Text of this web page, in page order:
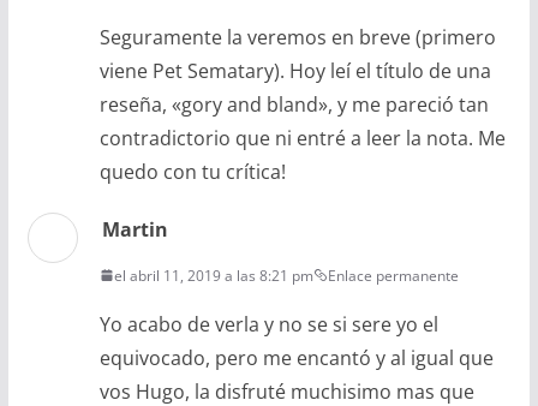
Seguramente la veremos en breve (primero
viene Pet Sematary). Hoy leí el título de una
reseña, «gory and bland», y me pareció tan
contradictorio que ni entré a leer la nota. Me
quedo con tu crítica!
Martin
el abril 11, 2019 a las 8:21 pm Enlace permanente
Yo acabo de verla y no se si sere yo el
equivocado, pero me encantó y al igual que
vos Hugo, la disfruté muchisimo mas que